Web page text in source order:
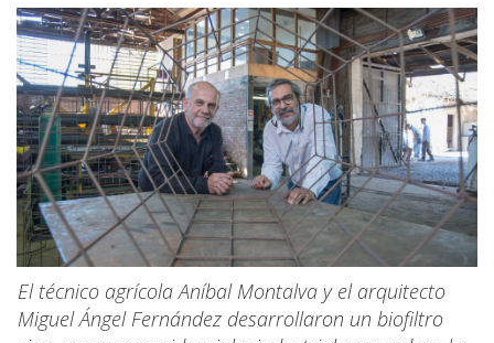
El técnico agrícola Aníbal Montalva y el arquitecto
Miguel Ángel Fernández desarrollaron un biofiltro